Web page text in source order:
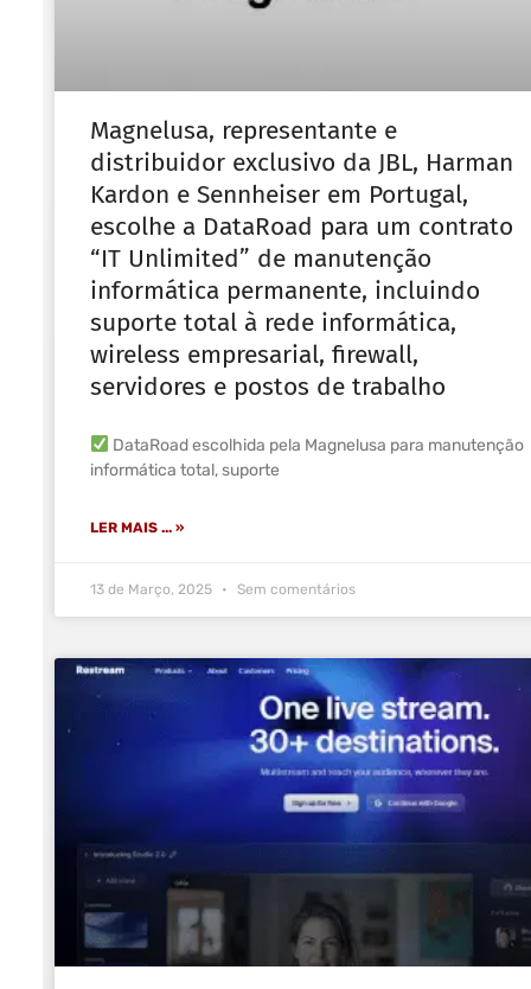
Magnelusa, representante e
distribuidor exclusivo da JBL, Harman
Kardon e Sennheiser em Portugal,
escolhe a DataRoad para um contrato
“IT Unlimited” de manutenção
informática permanente, incluindo
suporte total à rede informática,
wireless empresarial, firewall,
servidores e postos de trabalho
DataRoad escolhida pela Magnelusa para manutenção
informática total, suporte
LER MAIS ... »
13 de Março, 2025 Sem comentários